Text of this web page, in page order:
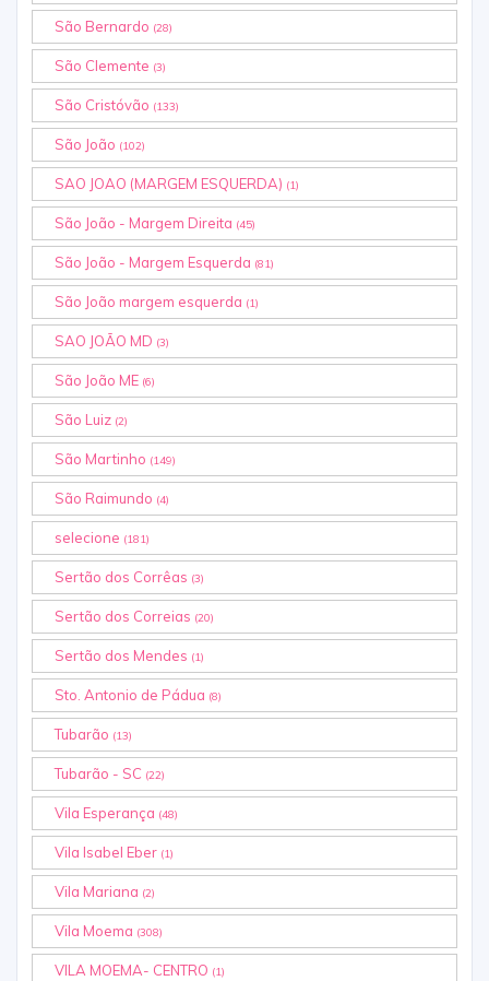
São Bernardo (28)
São Clemente (3)
São Cristóvão (133)
São João (102)
SAO JOAO (MARGEM ESQUERDA) (1)
São João - Margem Direita (45)
São João - Margem Esquerda (81)
São João margem esquerda (1)
SAO JOÃO MD (3)
São João ME (6)
São Luiz (2)
São Martinho (149)
São Raimundo (4)
selecione (181)
Sertão dos Corrêas (3)
Sertão dos Correias (20)
Sertão dos Mendes (1)
Sto. Antonio de Pádua (8)
Tubarão (13)
Tubarão - SC (22)
Vila Esperança (48)
Vila Isabel Eber (1)
Vila Mariana (2)
Vila Moema (308)
VILA MOEMA- CENTRO (1)